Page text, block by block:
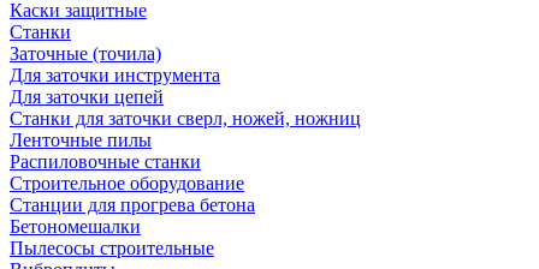
Каски защитные
Станки
Заточные (точила)
Для заточки инструмента
Для заточки цепей
Станки для заточки сверл, ножей, ножниц
Ленточные пилы
Распиловочные станки
Строительное оборудование
Станции для прогрева бетона
Бетономешалки
Пылесосы строительные